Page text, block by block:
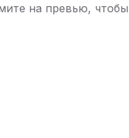
на превью, чтобы